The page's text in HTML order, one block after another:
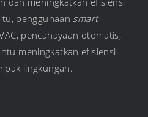
penggunaan smart
pencahayaan otomatis,
meningkatkan efisiensi
lingkungan.